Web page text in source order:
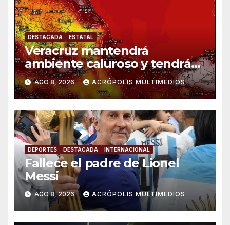
DESTACADA ESTATAL
Veracruz mantendrá
ambiente caluroso y tendrá
lluvias
AGO 8, 2026 ACRÓPOLIS MULTIMEDIOS
DEPORTES DESTACADA INTERNACIONAL
Fallece el padre de Lionel
Messi
AGO 8, 2026 ACRÓPOLIS MULTIMEDIOS